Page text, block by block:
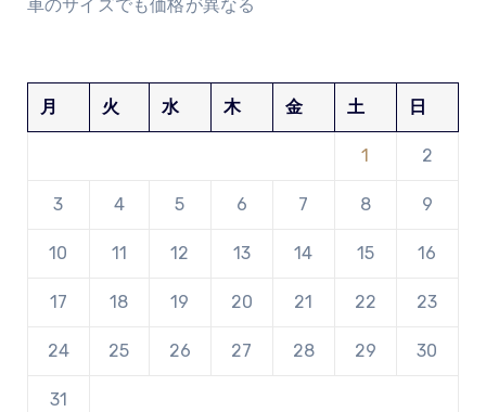
車のサイズでも価格が異なる
月 火 水 木 金 土 日
1 2
3 4 5 6 7 8 9
10 11 12 13 14 15 16
17 18 19 20 21 22 23
24 25 26 27 28 29 30
31